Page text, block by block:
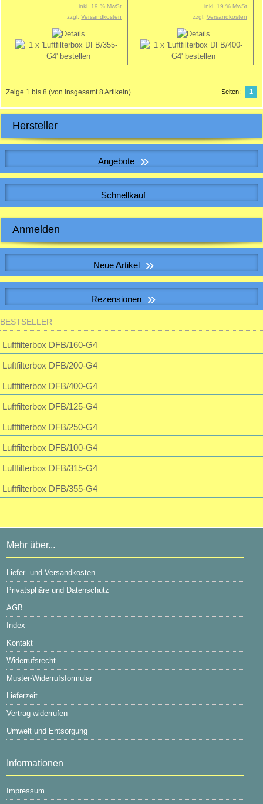
inkl. 19 % MwSt
zzgl.Versandkosten
inkl. 19 % MwSt
zzgl. Versandkosten
Zeige 1 bis 8 (von insgesamt8 Artikeln) Seiten: 1
Hersteller
Angebote »
WICKELFALZROHR , Lüftungsrohr DN 125
4,46 EUR pro m
inkl. 19 % MwSt. zzgl.Versandkosten
Schnellkauf
Anmelden
E-Mail-Adresse:
Passwort vergessen?
Neue Artikel »
S&P SILENT-100 CHZ VISUAL Kleinraum-Ventilatator, Feuchte, LED
Rezensionen »
BOGEN GLATT 90 GRAD DN 112
zzgl. Kanal lt Angebot p. email: mit Lieferavis Spedition
BESTSELLER
Luftfilterbox DFB/160-G4
Luftfilterbox DFB/200-G4
Luftfilterbox DFB/400-G4
Luftfilterbox DFB/125-G4
Luftfilterbox DFB/250-G4
Luftfilterbox DFB/100-G4
Luftfilterbox DFB/315-G4
Luftfilterbox DFB/355-G4
Mehr über...
Liefer- und Versandkosten
Privatsphäre und Datenschutz
AGB
Index
Kontakt
Widerrufsrecht
Muster-Widerrufsformular
Lieferzeit
Vertrag widerrufen
Umwelt und Entsorgung
Informationen
Impressum